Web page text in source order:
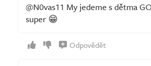
@N0vas11 My jedeme s dětma
super 😁
Odpovědět